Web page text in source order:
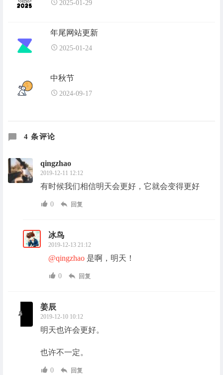
2025-01-29
年尾网站更新
2025-01-24
中秋节
2024-09-17
4 条评论
qingzhao
2019-12-11 12:12
有时候我们相信明天会更好，它就会变得更好
0 回复
冰鸟
2019-12-13 21:12
@qingzhao 是啊，明天！
0 回复
姜辰
2019-12-10 10:12
明天也许会更好。
也许不一定。
0 回复